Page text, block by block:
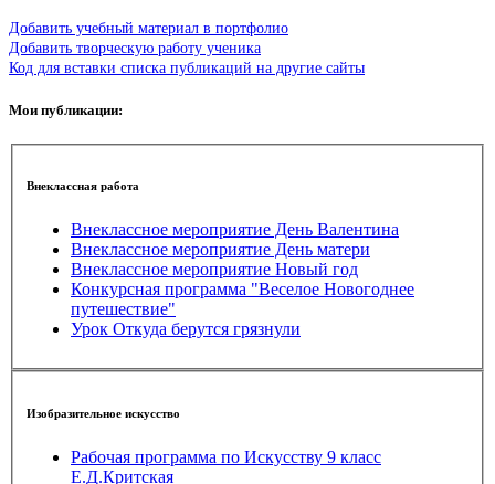
Добавить учебный материал в портфолио
Добавить творческую работу ученика
Код для вставки списка публикаций на другие сайты
Мои публикации:
Внеклассная работа
Внеклассное мероприятие День Валентина
Внеклассное мероприятие День матери
Внеклассное мероприятие Новый год
Конкурсная программа "Веселое Новогоднее
путешествие"
Урок Откуда берутся грязнули
Изобразительное искусство
Рабочая программа по Искусству 9 класс
Е.Д.Критская